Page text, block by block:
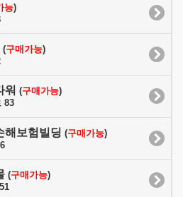
능)
(구매가능)
워 (구매가능)
83
해보험빌딩 (구매가능)
(구매가능)